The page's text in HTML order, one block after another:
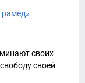
своих
своей